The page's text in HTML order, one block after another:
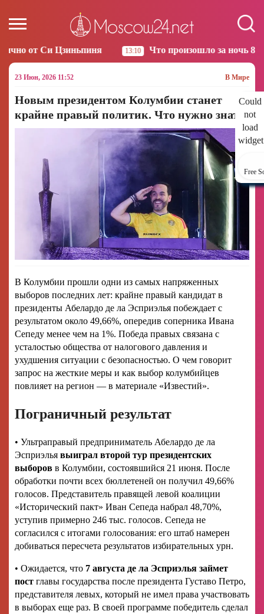
13:10 Что произошло за ночь 8 июля. Главное 12:53
23 Июн, 2026 11:52 В Мире
Could
not
load
Free
Новым президентом Колумбии станет
крайне правый политик. Что нужно знать
В Колумбии прошли одни из самых напряженных
выборов последних лет: крайне правый кандидат в
президенты Абелардо де ла Эсприэлья побеждает с
результатом около 49,66%, опередив соперника Ивана
Сепеду менее чем на 1%. Победа правых связана с
усталостью общества от налогового давления и
ухудшения ситуации с безопасностью. О чем говорит
запрос на жесткие меры и как выбор колумбийцев
повлияет на регион — в материале «Известий».
Пограничный результат
• Ультраправый предприниматель Абелардо де ла
Эсприэлья выиграл второй тур президентских
выборов в Колумбии, состоявшийся 21 июня. После
обработки почти всех бюллетеней он получил 49,66%
голосов. Представитель правящей левой коалиции
«Исторический пакт» Иван Сепеда набрал 48,70%,
уступив примерно 246 тыс. голосов. Сепеда не
согласился с итогами голосования: его штаб намерен
добиваться пересчета результатов избирательных урн.
• Ожидается, что 7 августа де ла Эсприэлья займет
пост главы государства после президента Густаво Петро,
представителя левых, который не имел права участвовать
в выборах еще раз. В своей программе победитель сделал